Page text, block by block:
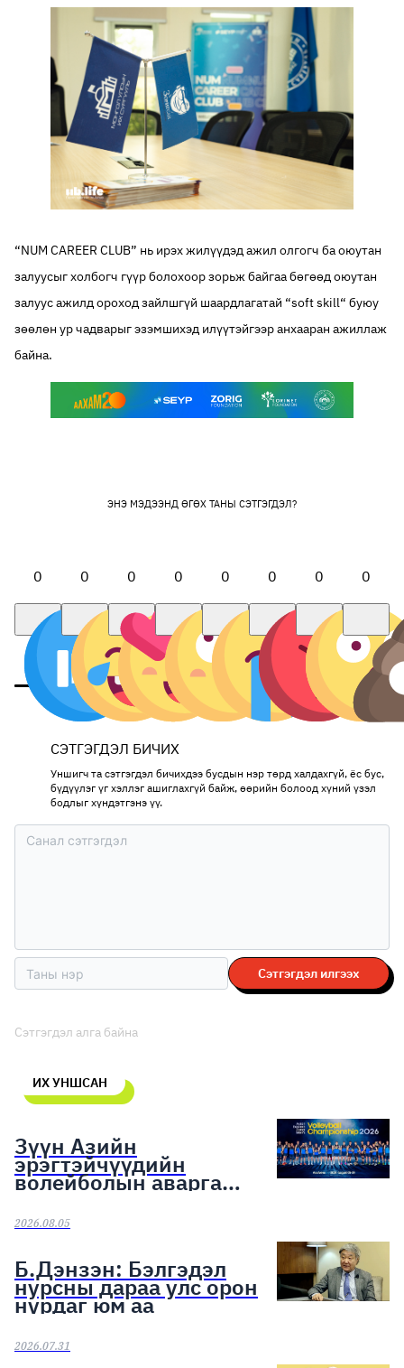
“NUM CAREER CLUB” нь ирэх жилүүдэд ажил олгогч ба оюутан
залуусыг холбогч гүүр болохоор зорьж байгаа бөгөөд оюутан
залуус ажилд ороход зайлшгүй шаардлагатай “soft skill“ буюу
зөөлөн ур чадварыг эзэмшихэд илүүтэйгээр анхааран ажиллаж
байна.
ЭНЭ МЭДЭЭНД ӨГӨХ ТАНЫ СЭТГЭГДЭЛ?
0 0 0 0 0 0 0 0
СЭТГЭГДЭЛ БИЧИХ
Уншигч та сэтгэгдэл бичихдээ бусдын нэр төрд халдахгүй, ёс бус,
бүдүүлэг үг хэллэг ашиглахгүй байж, өөрийн болоод хүний үзэл
бодлыг хүндэтгэнэ үү.
Сэтгэгдэл илгээх
Сэтгэгдэл алга байна
ИХ УНШСАН
Зүүн Азийн
эрэгтэйчүүдийн
волейболын аварга
шалгаруулах тэмцээн
эхэллээ
2026.08.05
Б.Дэнзэн: Бэлгэдэл
нурсны дараа улс орон
нурдаг юм аа
2026.07.31